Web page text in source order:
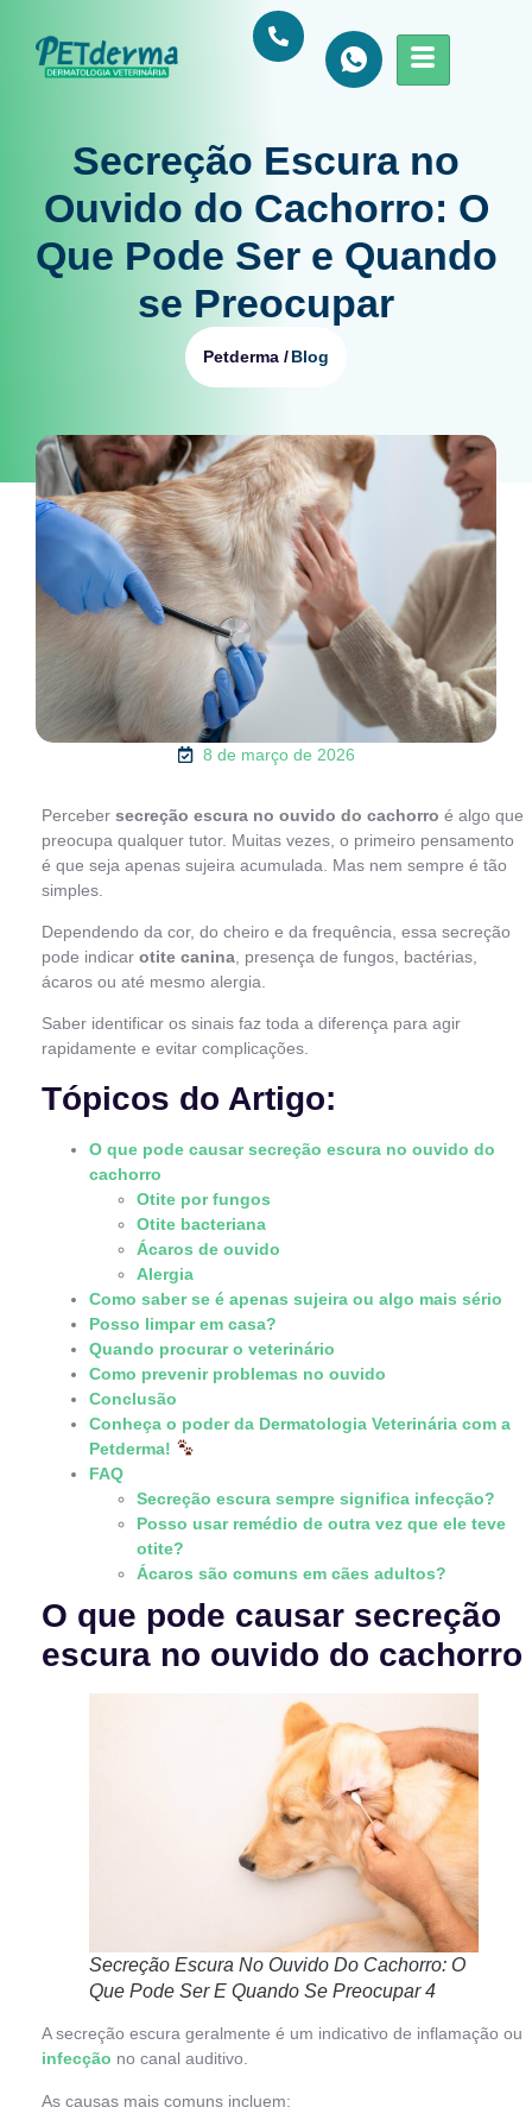
Secreção Escura no
Ouvido do Cachorro: O
Que Pode Ser e Quando
se Preocupar
Petderma /Blog
8 de março de 2026
Perceber secreção escura no ouvido do cachorro é algo que
preocupa qualquer tutor. Muitas vezes, o primeiro pensamento
é que seja apenas sujeira acumulada. Mas nem sempre é tão
simples.
Dependendo da cor, do cheiro e da frequência, essa secreção
pode indicar otite canina , presença de fungos, bactérias,
ácaros ou até mesmo alergia.
Saber identificar os sinais faz toda a diferença para agir
rapidamente e evitar complicações.
Tópicos do Artigo:
O que pode causar secreção escura no ouvido do
cachorro
Otite por fungos
Otite bacteriana
Ácaros de ouvido
Alergia
Como saber se é apenas sujeira ou algo mais sério
Posso limpar em casa?
Quando procurar o veterinário
Como prevenir problemas no ouvido
Conclusão
Conheça o poder da Dermatologia Veterinária com a
Petderma!
FAQ
Secreção escura sempre significa infecção?
Posso usar remédio de outra vez que ele teve
otite?
Ácaros são comuns em cães adultos?
O que pode causar secreção
escura no ouvido do cachorro
Secreção Escura No Ouvido Do Cachorro: O
Que Pode Ser E Quando Se Preocupar 4
A secreção escura geralmente é um indicativo de inflamação ou
infecção no canal auditivo.
As causas mais comuns incluem: